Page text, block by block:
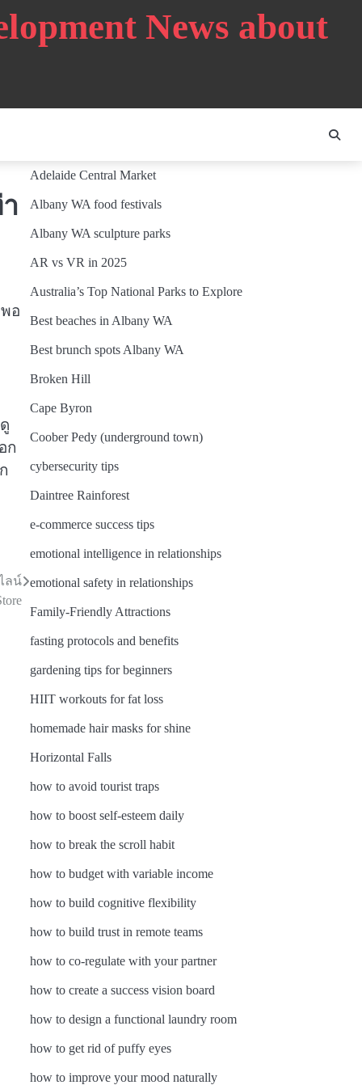
News about
อ
ก
ลน์
Adelaide Central Market
Albany WA food festivals
Albany WA sculpture parks
AR vs VR in 2025
Australia’s Top National Parks to Explore
Best beaches in Albany WA
Best brunch spots Albany WA
Broken Hill
Cape Byron
Coober Pedy (underground town)
cybersecurity tips
Daintree Rainforest
e-commerce success tips
emotional intelligence in relationships
emotional safety in relationships
Family-Friendly Attractions
fasting protocols and benefits
gardening tips for beginners
HIIT workouts for fat loss
homemade hair masks for shine
Horizontal Falls
how to avoid tourist traps
how to boost self-esteem daily
how to break the scroll habit
how to budget with variable income
how to build cognitive flexibility
how to build trust in remote teams
how to co-regulate with your partner
how to create a success vision board
how to design a functional laundry room
how to get rid of puffy eyes
how to improve your mood naturally